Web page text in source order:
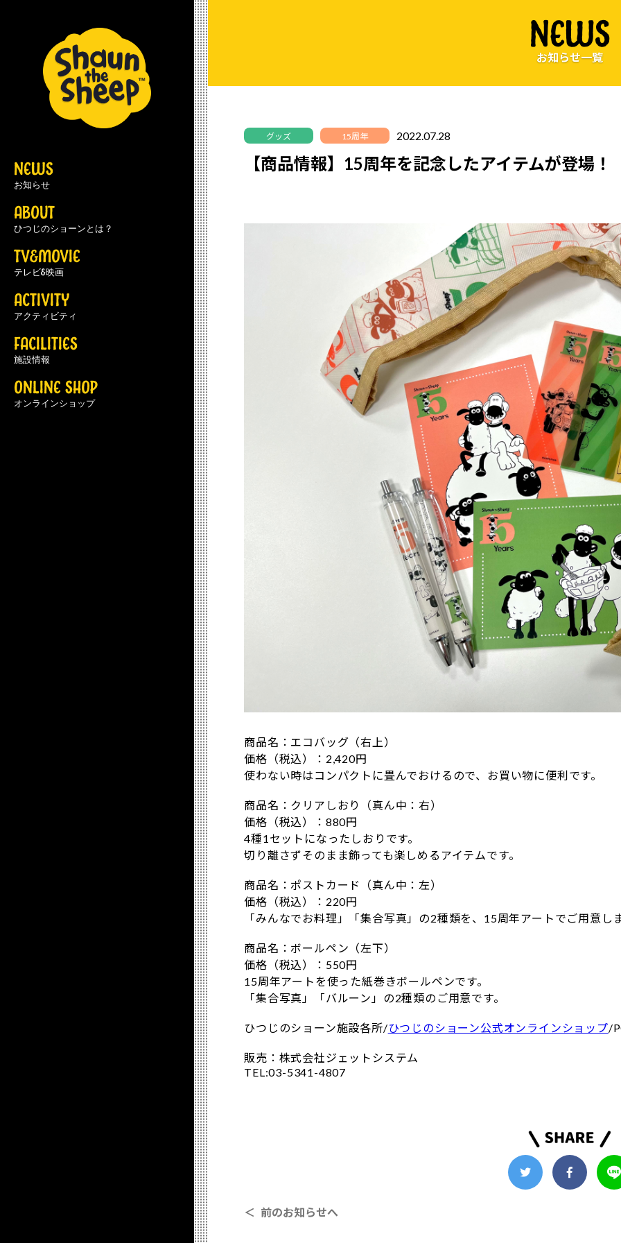
NEWS
お知らせ
ABOUT
ひつじのショーンとは？
TV&MOVIE
テレビ&映画
ACTIVITY
アクティビティ
FACILITIES
施設情報
ONLINE SHOP
オンラインショップ
NEWS
お知らせ一覧
グッズ 15周年 2022.07.28
【商品情報】15周年を記念したアイテムが登場！
商品名：エコバッグ（右上）
価格（税込）：2,420円
使わない時はコンパクトに畳んでおけるので、お買い物に便利です。
商品名：クリアしおり（真ん中：右）
価格（税込）：880円
4種1セットになったしおりです。
切り離さずそのまま飾っても楽しめるアイテムです。
商品名：ポストカード（真ん中：左）
価格（税込）：220円
「みんなでお料理」「集合写真」の2種類を、15周年アートでご用意し
商品名：ボールペン（左下）
価格（税込）：550円
15周年アートを使った紙巻きボールペンです。
「集合写真」「バルーン」の2種類のご用意です。
ひつじのショーン施設各所/ひつじのショーン公式オンラインショップ/
販売：株式会社ジェットシステム
TEL:03-5341-4807
＜ 前のお知らせへ